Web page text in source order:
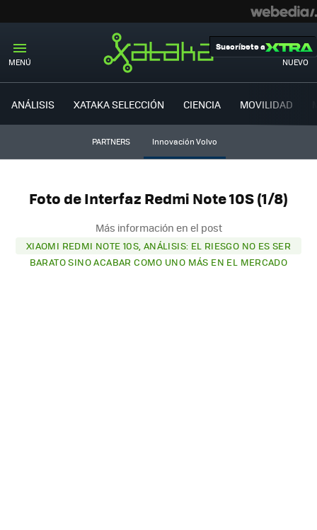
MENÚ NUEVO
Suscríbete a
ANÁLISIS XATAKA SELECCIÓN CIENCIA MOVILIDAD
PARTNERS Innovación Volvo
Foto de Interfaz Redmi Note 10S (1/8)
Más información en el post
XIAOMI REDMI NOTE 10S, ANÁLISIS: EL RIESGO NO ES SER
BARATO SINO ACABAR COMO UNO MÁS EN EL MERCADO